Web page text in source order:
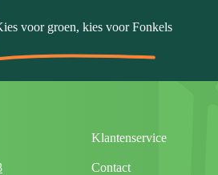
voor groen, kies voor Fonkels
Klantenservice
Contact